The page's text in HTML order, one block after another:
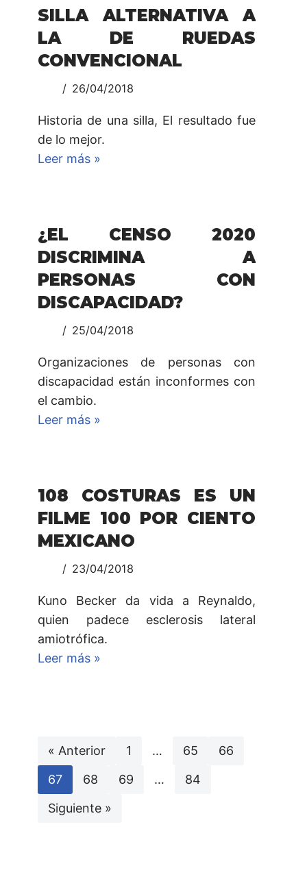
SILLA ALTERNATIVA A
LA DE RUEDAS
CONVENCIONAL
26/04/2018
Historia de una silla, El resultado fue
de lo mejor.
Leer más »
¿EL CENSO 2020
DISCRIMINA A
PERSONAS CON
DISCAPACIDAD?
25/04/2018
Organizaciones de personas con
discapacidad están inconformes con
el cambio.
Leer más »
108 COSTURAS ES UN
FILME 100 POR CIENTO
MEXICANO
23/04/2018
Kuno Becker da vida a Reynaldo,
quien padece esclerosis lateral
amiotrófica.
Leer más »
« Anterior 1 … 65
66
67
68 69 …
84
Siguiente »